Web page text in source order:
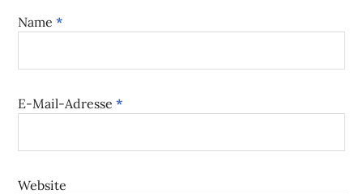
Name*
E-Mail-Adresse*
Website